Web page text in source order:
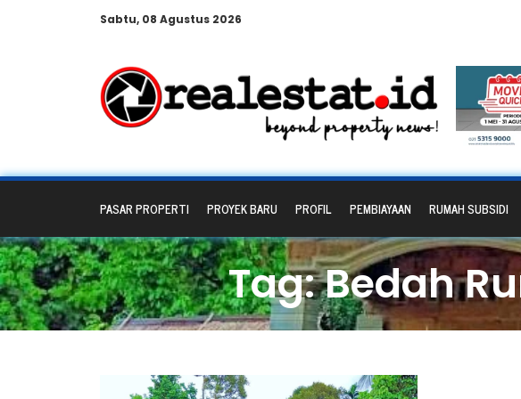
Sabtu, 08 Agustus 2026
PASAR PROPERTI PROYEK BARU PROFIL PEMBIAYAAN RUMAH SUBSIDI
Tag: Bedah